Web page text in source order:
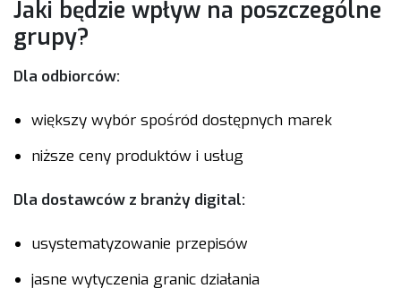
Jaki będzie wpływ na poszczególne
grupy?
Dla odbiorców:
większy wybór spośród dostępnych marek
niższe ceny produktów i usług
Dla dostawców z branży digital:
usystematyzowanie przepisów
jasne wytyczenia granic działania